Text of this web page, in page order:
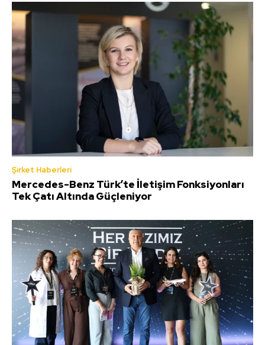
Şirket Haberleri
Mercedes-Benz Türk’te İletişim Fonksiyonları
Tek Çatı Altında Güçleniyor